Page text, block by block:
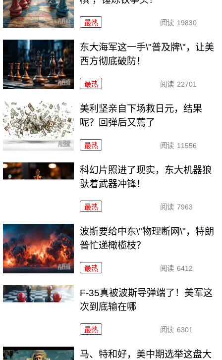
最热 阅读 19830
东大海军这一手\"普及牌\"，让美
西方彻底破防！
最热 阅读 22701
美利坚亲自下场救日元，结果
呢？回弹后又蔫了
最热 阅读 11556
科幻片照进了现实，东大机器狼
驮着武器冲锋！
最热 阅读 7963
波斯要给中东\"物理断网\"，特朗
普忙递橄榄枝？
最热 阅读 6412
F-35真被波斯导弹端了！美军这
次到底输在哪
最热 阅读 6301
马、特和好，美中期选举这盘大